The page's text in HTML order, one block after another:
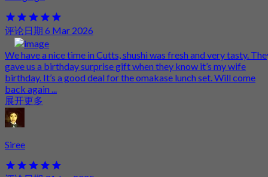
评论日期 6 Mar 2026
We have a nice time in Cutts, shushi was fresh and very tasty.
gave us a birthday surprise gift when they know it’s my wife
birthday. It’s a good deal for the omakase lunch set. Will come
back again ...
展开更多
Siree